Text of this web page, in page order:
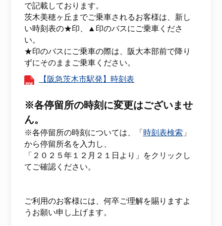
で記載しております。
茨木美穂ヶ丘までご乗車されるお客様は、新し
い時刻表の★印、▲印のバスにご乗車くださ
い。
★印のバスにご乗車の際は、阪大本部前で降り
ずにそのままご乗車ください。
【阪急茨木市駅発】時刻表
※各停留所の時刻に変更はございませ
ん。
※各停留所の時刻については、「 時刻表検索 」
から停留所名を入力し、
「２０２５年１２月２１日より」をクリックし
てご確認ください。
ご利用のお客様には、何卒ご理解を賜りますよ
うお願い申し上げます。